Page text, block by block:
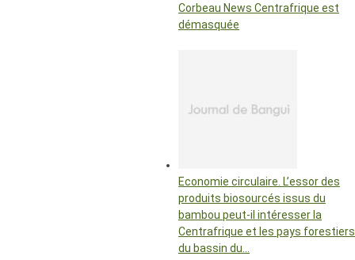
Corbeau News Centrafrique est
démasquée
Economie circulaire. L’essor des
produits biosourcés issus du
bambou peut-il intéresser la
Centrafrique et les pays forestiers
du bassin du…